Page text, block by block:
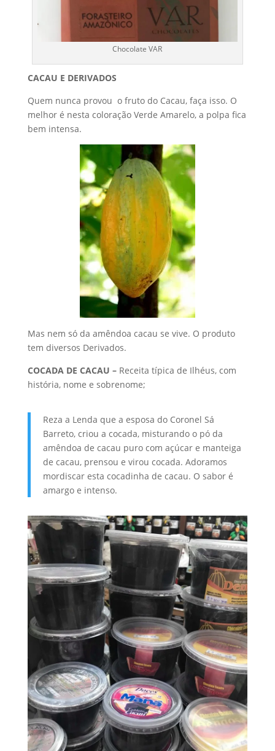
Chocolate VAR
CACAU E DERIVADOS
Quem nunca provou o fruto do Cacau, faça isso. O
melhor é nesta coloração Verde Amarelo, a polpa fica
bem intensa.
Mas nem só da amêndoa cacau se vive. O produto
tem diversos Derivados.
COCADA DE CACAU – Receita típica de Ilhéus, com
história, nome e sobrenome;
Reza a Lenda que a esposa do Coronel Sá
Barreto, criou a cocada, misturando o pó da
amêndoa de cacau puro com açúcar e manteiga
de cacau, prensou e virou cocada. Adoramos
mordiscar esta cocadinha de cacau. O sabor é
amargo e intenso.